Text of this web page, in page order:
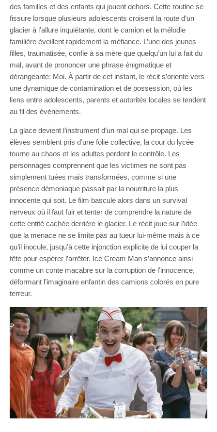
des familles et des enfants qui jouent dehors. Cette routine se
fissure lorsque plusieurs adolescents croisent la route d’un
glacier à l’allure inquiétante, dont le camion et la mélodie
familière éveillent rapidement la méfiance. L’une des jeunes
filles, traumatisée, confie à sa mère que quelqu’un lui a fait du
mal, avant de prononcer une phrase énigmatique et
dérangeante: Moi. À partir de cet instant, le récit s’oriente vers
une dynamique de contamination et de possession, où les
liens entre adolescents, parents et autorités locales se tendent
au fil des événements.
La glace devient l’instrument d’un mal qui se propage. Les
élèves semblent pris d’une folie collective, la cour du lycée
tourne au chaos et les adultes perdent le contrôle. Les
personnages comprennent que les victimes ne sont pas
simplement tuées mais transformées, comme si une
présence démoniaque passait par la nourriture la plus
innocente qui soit. Le film bascule alors dans un survival
nerveux où il faut fuir et tenter de comprendre la nature de
cette entité cachée derrière le glacier. Le récit joue sur l’idée
que la menace ne se limite pas au tueur lui-même mais à ce
qu’il inocule, jusqu’à cette injonction explicite de lui couper la
tête pour espérer l’arrêter. Ice Cream Man s’annonce ainsi
comme un conte macabre sur la corruption de l’innocence,
déformant l’imaginaire enfantin des camions colorés en pure
terreur.